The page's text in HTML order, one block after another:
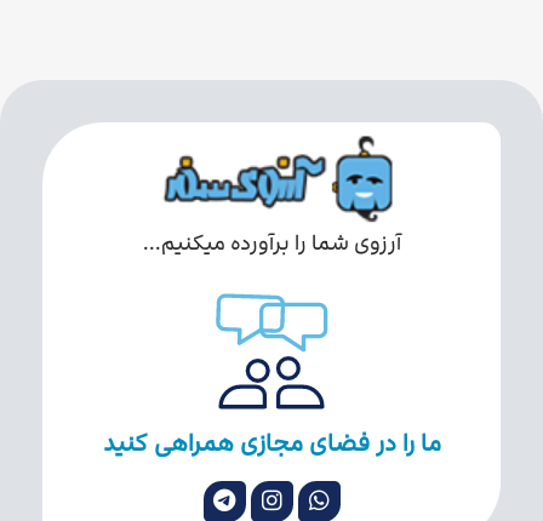
آرزوی شما را برآورده میکنیم...
ما را در فضای مجازی همراهی کنید